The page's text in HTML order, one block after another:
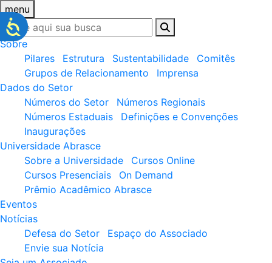
menu
Sobre
Pilares
Estrutura Sustentabilidade
Comitês
Grupos de Relacionamento
Imprensa
Dados do Setor
Números do Setor
Números Regionais
Números Estaduais
Definições e Convenções
Inaugurações
Universidade Abrasce
Sobre a Universidade
Cursos Online
Cursos Presenciais
On Demand
Prêmio Acadêmico Abrasce
Eventos
Notícias
Defesa do Setor
Espaço do Associado
Envie sua Notícia